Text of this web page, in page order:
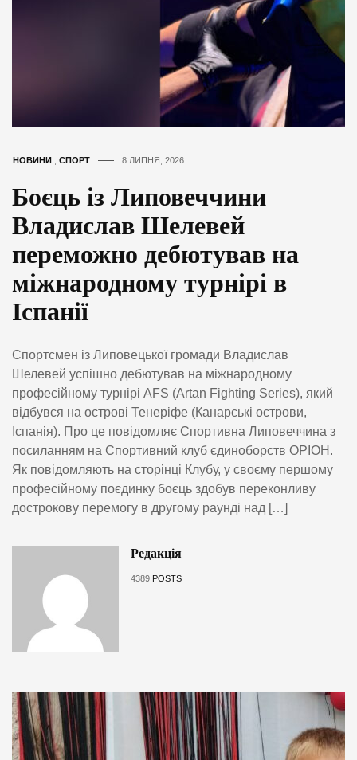
НОВИНИ СПОРТ 8 ЛИПНЯ, 2026
Боєць із Липовеччини
Владислав Шелевей
переможно дебютував на
міжнародному турнірі в
Іспанії
Спортсмен із Липовецької громади Владислав
Шелевей успішно дебютував на міжнародному
професійному турнірі AFS (Artan Fighting Series), який
відбувся на острові Тенеріфе (Канарські острови,
Іспанія). Про це повідомляє Спортивна Липовеччина з
посиланням на Спортивний клуб єдиноборств ОРІОН.
Як повідомляють на сторінці Клубу, у своєму першому
професійному поєдинку боєць здобув переконливу
дострокову перемогу в другому раунді над […]
Редакція
4389 POSTS